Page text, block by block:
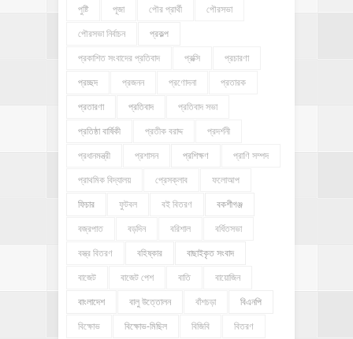
পুষ্টি পূজা পৌর প্রার্থী পৌরসভা
পৌরসভা নির্বাচন প্রকল্প
প্রকাশিত সংবাদের প্রতিবাদ প্রক্সি প্রচারণা
প্রচ্ছদ প্রজনন প্রণোদনা প্রতারক
প্রতারণা প্রতিবাদ প্রতিবাদ সভা
প্রতিষ্ঠা বার্ষিকী প্রতীক বরাদ্দ প্রদর্শনী
প্রধানমন্ত্রী প্রশাসন প্রশিক্ষণ প্রাণি সম্পদ
প্রাথমিক বিদ্যালয় প্রেসক্লাব ফলোআপ
ফিচার ফুটবল বই বিতরণ বকশীগঞ্জ
বজ্রপাত বড়দিন বরিশাল বর্ধিতসভা
বস্ত্র বিতরণ বহিষ্কার বাছাইকৃত সংবাদ
বাজেট বাজেট পেশ বাতি বায়োজিন
বাংলাদেশ বালু উত্তোলন বাঁশচড়া বিএনপি
বিক্ষোভ বিক্ষোভ-মিছিল বিজিবি বিতরণ